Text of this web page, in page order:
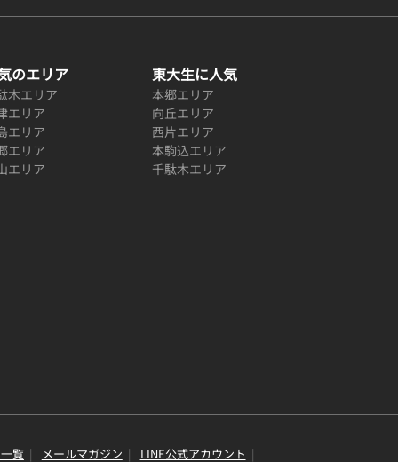
のエリア
木エリア
エリア
エリア
エリア
エリア
東大生に人気
本郷エリア
向丘エリア
西片エリア
本駒込エリア
千駄木エリア
覧 メールマガジン LINE公式アカウント